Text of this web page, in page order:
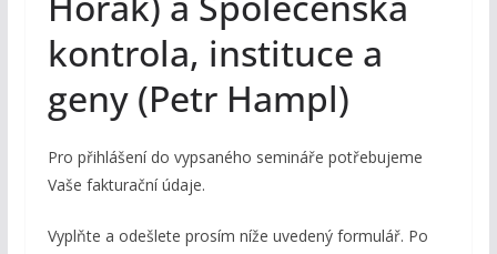
kontrola, instituce a
geny (Petr Hampl)
Pro přihlášení do vypsaného semináře potřebujeme
Vaše fakturační údaje.
Vyplňte a odešlete prosím níže uvedený formulář. Po